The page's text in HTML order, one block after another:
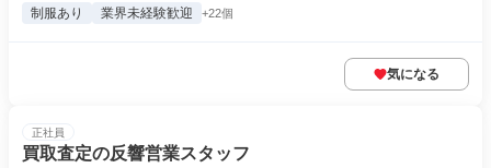
制服あり 業界未経験歓迎 +22個
気になる
正社員
買取査定の反響営業スタッフ